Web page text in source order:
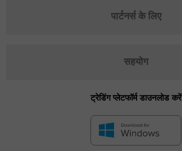
पार्टनर्स के लिए
सहयोग
ट्रेडिंग प्लेटफॉर्म डाउनलोड करें